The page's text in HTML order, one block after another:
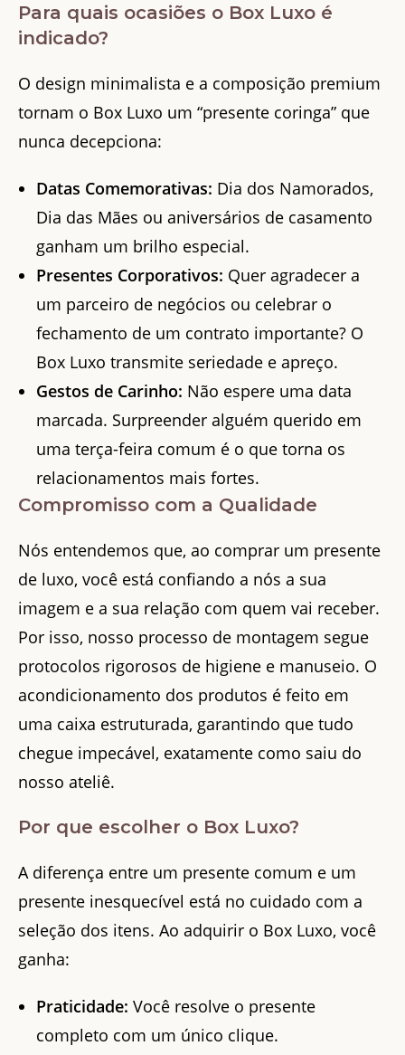
Para quais ocasiões o Box Luxo é
indicado?
O design minimalista e a composição premium
tornam o Box Luxo um “presente coringa” que
nunca decepciona:
Datas Comemorativas: Dia dos Namorados,
Dia das Mães ou aniversários de casamento
ganham um brilho especial.
Presentes Corporativos: Quer agradecer a
um parceiro de negócios ou celebrar o
fechamento de um contrato importante? O
Box Luxo transmite seriedade e apreço.
Gestos de Carinho: Não espere uma data
marcada. Surpreender alguém querido em
uma terça-feira comum é o que torna os
relacionamentos mais fortes.
Compromisso com a Qualidade
Nós entendemos que, ao comprar um presente
de luxo, você está confiando a nós a sua
imagem e a sua relação com quem vai receber.
Por isso, nosso processo de montagem segue
protocolos rigorosos de higiene e manuseio. O
acondicionamento dos produtos é feito em
uma caixa estruturada, garantindo que tudo
chegue impecável, exatamente como saiu do
nosso ateliê.
Por que escolher o Box Luxo?
A diferença entre um presente comum e um
presente inesquecível está no cuidado com a
seleção dos itens. Ao adquirir o Box Luxo, você
ganha:
Praticidade: Você resolve o presente
completo com um único clique.